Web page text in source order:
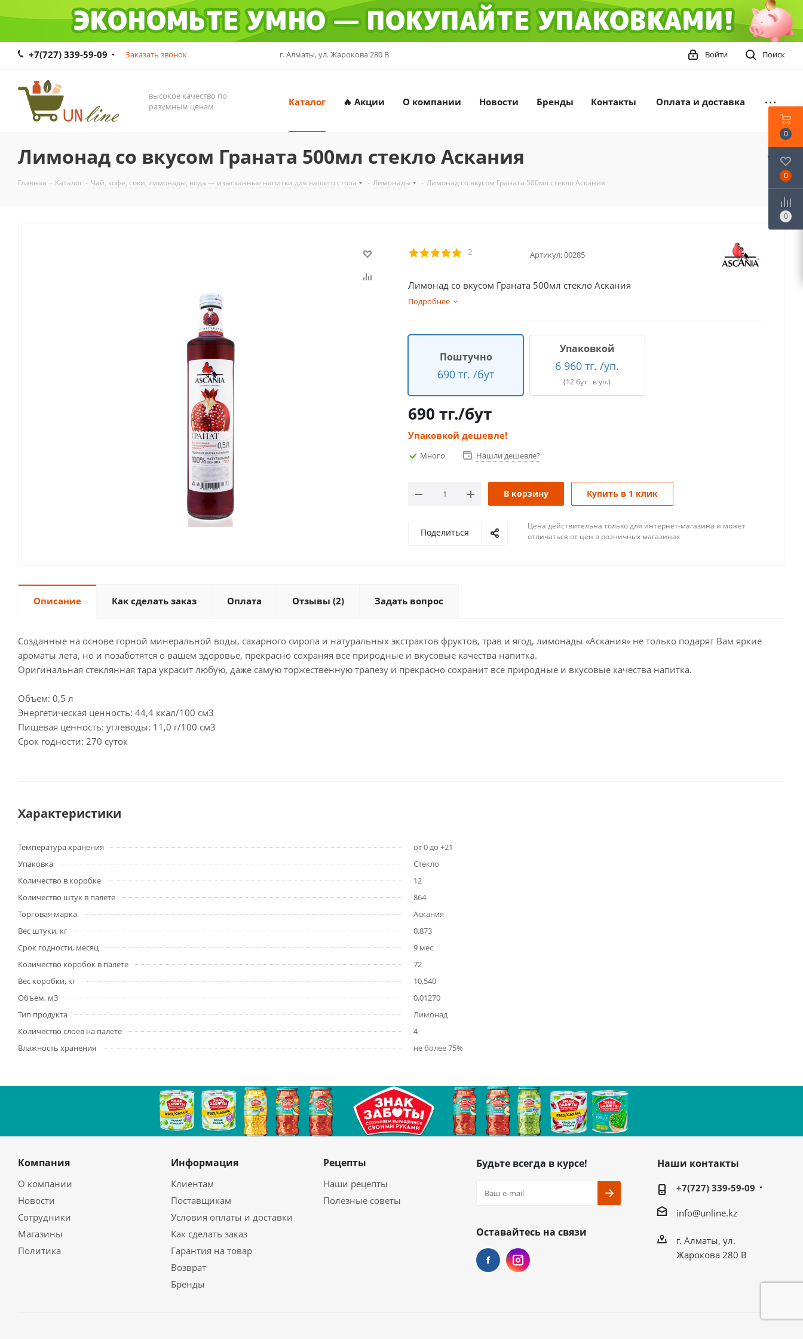
+7(727) 339-59-09 Заказать звонок г. Алматы, ул. Жарокова 280 В Поиск
Войти
высокое качество по
разумным ценам
Каталог 🔥 Акции О компании Новости Бренды Контакты Оплата и доставка
Лимонад со вкусом Граната 500мл стекло Аскания
Главная - Каталог - Чай, кофе, соки, лимонады, вода — изысканные напитки для вашего стола - Лимонады - Лимонад со вкусом Граната 500мл стекло Аскания
2 Артикул:00285
Лимонад со вкусом Граната 500мл стекло Аскания
Подробнее
Поштучно
690 тг. /бут
Упаковкой
6 960 тг. /уп.
(12 бут . в уп.)
690 тг./бут
Упаковкой дешевле!
Много Нашли дешевле?
В корзину Купить в 1 клик
Поделиться
Цена действительна только для интернет-магазина и может
отличаться от цен в розничных магазинах
Описание Как сделать заказ Оплата Отзывы (2) Задать вопрос
Созданные на основе горной минеральной воды, сахарного сиропа и натуральных экстрактов фруктов, трав и ягод, лимонады «Аскания» не только подарят Вам яркие
ароматы лета, но и позаботятся о вашем здоровье, прекрасно сохраняя все природные и вкусовые качества напитка.
Оригинальная стеклянная тара украсит любую, даже самую торжественную трапезу и прекрасно сохранит все природные и вкусовые качества напитка.
Объем: 0,5 л
Энергетическая ценность: 44,4 ккал/100 см3
Пищевая ценность: углеводы: 11,0 г/100 см3
Срок годности: 270 суток
Характеристики
Температура хранения
от 0 до +21
Упаковка
Стекло
Количество в коробке
12
Количество штук в палете
864
Торговая марка
Аскания
Вес штуки, кг
0,873
Срок годности, месяц
9 мес
Количество коробок в палете
72
Вес коробки, кг
10,540
Объем, м3
0,01270
Тип продукта
Лимонад
Количество слоев на палете
4
Влажность хранения
не более 75%
Компания
О компании
Новости
Сотрудники
Магазины
Политика
Информация
Клиентам
Поставщикам
Условия оплаты и доставки
Как сделать заказ
Гарантия на товар
Возврат
Бренды
Рецепты
Наши рецепты
Полезные советы
Будьте всегда в курсе!
Оставайтесь на связи
Наши контакты
+7(727) 339-59-09
info@unline.kz
г. Алматы, ул.
Жарокова 280 В
0
0
0